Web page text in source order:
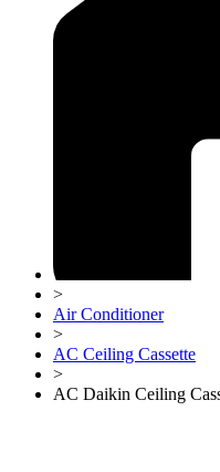
>
Air Conditioner
>
AC Ceiling Cassette
>
AC Daikin Ceiling